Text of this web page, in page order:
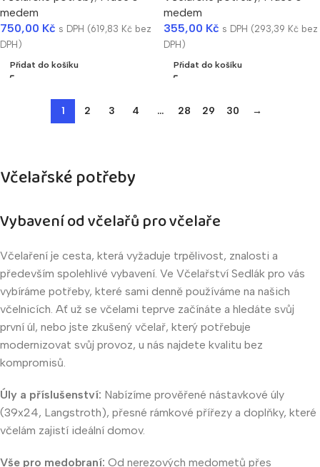
medem
750,00 Kč s DPH (619,83 Kč bez
DPH)
Přidat do košíku
medem
355,00 Kč s DPH (293,39 Kč bez
DPH)
Přidat do košíku
1 2 3 4 … 28 29 30 →
Včelařské potřeby
Vybavení od včelařů pro včelaře
Včelaření je cesta, která vyžaduje trpělivost, znalosti a
především spolehlivé vybavení. Ve Včelařství Sedlák pro vás
vybíráme potřeby, které sami denně používáme na našich
včelnicích. Ať už se včelami teprve začínáte a hledáte svůj
první úl, nebo jste zkušený včelař, který potřebuje
modernizovat svůj provoz, u nás najdete kvalitu bez
kompromisů.
Úly a příslušenství: Nabízíme prověřené nástavkové úly
(39x24, Langstroth), přesné rámkové přířezy a doplňky, které
včelám zajistí ideální domov.
Vše pro medobraní: Od nerezových medometů přes